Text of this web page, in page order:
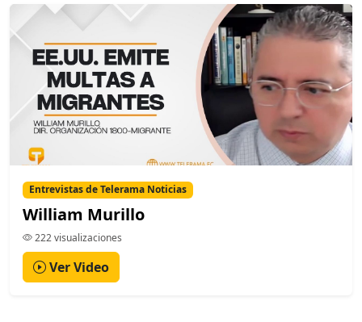
Entrevistas de Telerama Noticias
William Murillo
222 visualizaciones
Ver Video